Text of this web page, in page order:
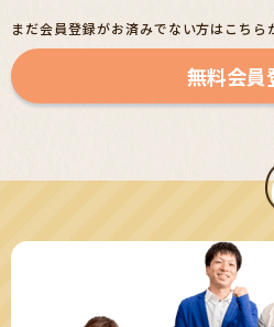
まだ会員登録がお済みでない方はこちら
無料会員